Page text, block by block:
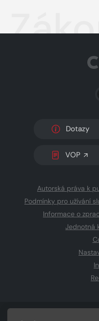
Dotazy
VOP
Autorská práva k
Podmínky pro užívání
Informace o
Jednotná